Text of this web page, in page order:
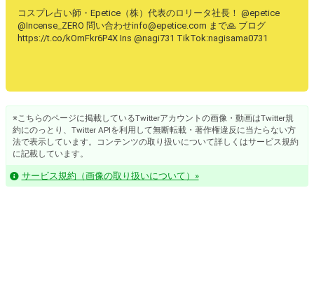
コスプレ占い師・Epetice（株）代表のロリータ社長！ @epetice
@Incense_ZERO 問い合わせinfo@epetice.com まで🙏 ブログ
https://t.co/kOmFkr6P4X Ins @nagi731 TikTok:nagisama0731
※こちらのページに掲載しているTwitterアカウントの画像・動画はTwitter規
約にのっとり、Twitter APIを利用して無断転載・著作権違反に当たらない方
法で表示しています。コンテンツの取り扱いについて詳しくはサービス規約
に記載しています。
サービス規約（画像の取り扱いについて）»